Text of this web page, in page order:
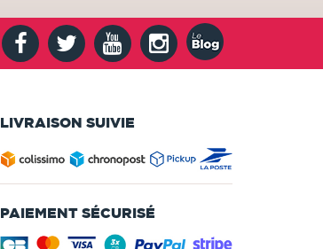
LIVRAISON SUIVIE
PAIEMENT SÉCURISÉ